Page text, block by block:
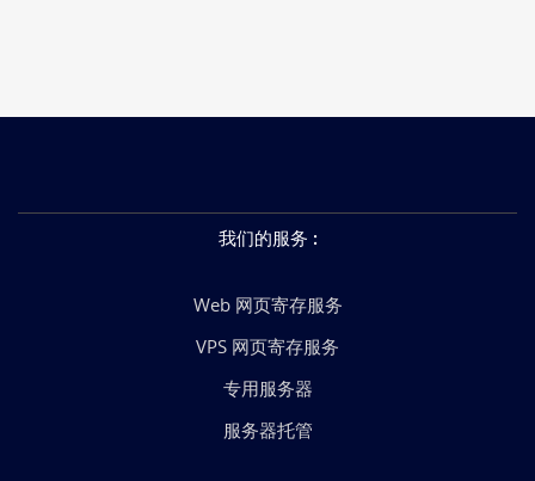
我们的服务 :
Web 网页寄存服务
VPS 网页寄存服务
专用服务器
服务器托管